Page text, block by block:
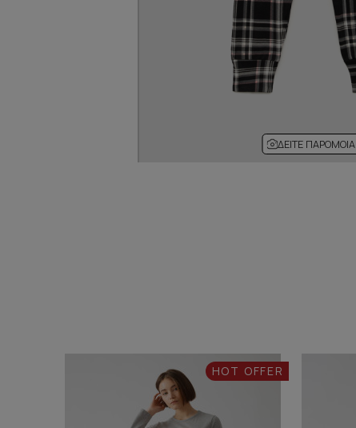
ΔΕΊΤΕ ΠΑΡΌΜΟΙΑ
HOT OFFER